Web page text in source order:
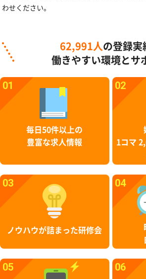
わせください。
62,991人 の登録実
働きやすい環境とサ
01
毎日50件以上の
豊富な求人情報
02
1コマ
03
ノウハウが詰まった研修会
04
05 06